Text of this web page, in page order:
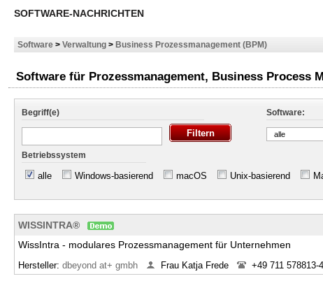
SOFTWARE-NACHRICHTEN
Software > Verwaltung > Business Prozessmanagement (BPM)
Software für Prozessmanagement, Business Process
Begriff(e) Software:
alle
Betriebssystem
alle Windows-basierend macOS Unix-basierend
WISSINTRA®
WissIntra - modulares Prozessmanagement für Unternehmen
Hersteller: dbeyond at+ gmbh Frau Katja Frede +49 711 578813-